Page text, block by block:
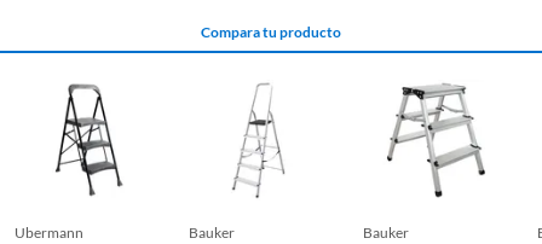
Compara tu producto
ubermann bauker bauker